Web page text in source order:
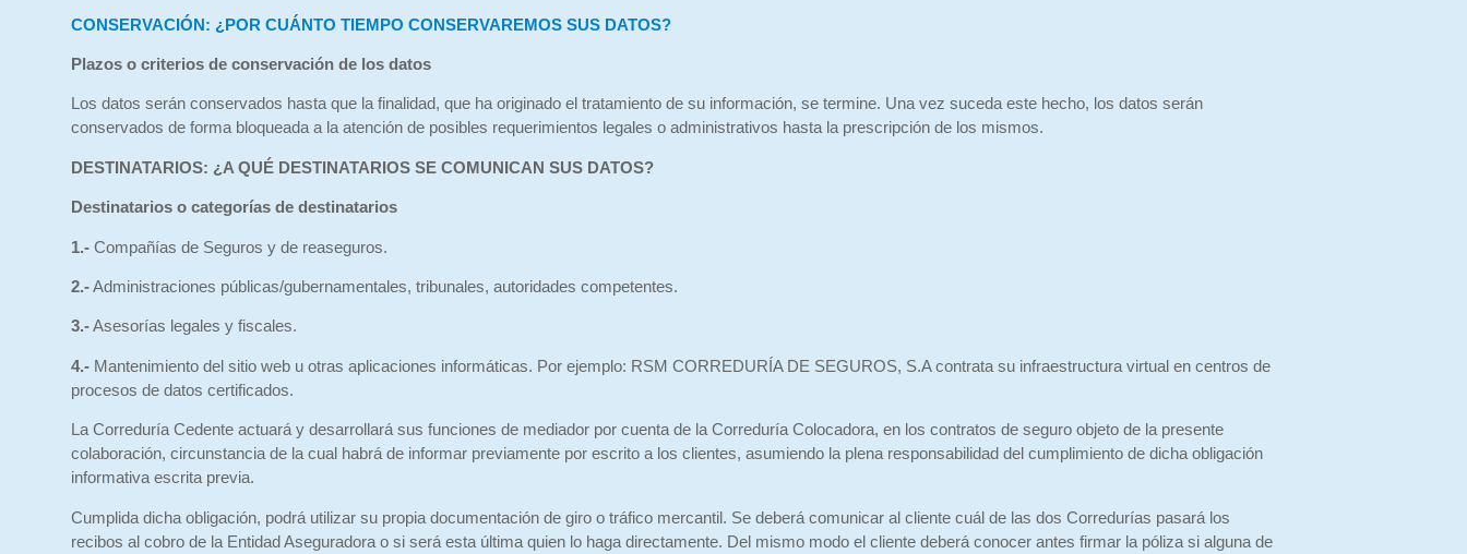
CONSERVACIÓN: ¿POR CUÁNTO TIEMPO CONSERVAREMOS SUS DATOS?
Plazos o criterios de conservación de los datos
Los datos serán conservados hasta que la finalidad, que ha originado el tratamiento de su información, se termine. Una vez suceda este hecho, los datos serán
conservados de forma bloqueada a la atención de posibles requerimientos legales o administrativos hasta la prescripción de los mismos.
DESTINATARIOS: ¿A QUÉ DESTINATARIOS SE COMUNICAN SUS DATOS?
Destinatarios o categorías de destinatarios
1.- Compañías de Seguros y de reaseguros.
2.-Administraciones públicas/gubernamentales, tribunales, autoridades competentes.
3.-Asesorías legales y fiscales.
4.- Mantenimiento del sitio web u otras aplicaciones informáticas. Por ejemplo: RSM CORREDURÍA DE SEGUROS, S.A contrata su infraestructura virtual en centros de
procesos de datos certificados.
La Correduría Cedente actuará y desarrollará sus funciones de mediador por cuenta de la Correduría Colocadora, en los contratos de seguro objeto de la presente
colaboración, circunstancia de la cual habrá de informar previamente por escrito a los clientes, asumiendo la plena responsabilidad del cumplimiento de dicha obligación
informativa escrita previa.
Cumplida dicha obligación, podrá utilizar su propia documentación de giro o tráfico mercantil. Se deberá comunicar al cliente cuál de las dos Corredurías pasará los
recibos al cobro de la Entidad Aseguradora o si será esta última quien lo haga directamente. Del mismo modo el cliente deberá conocer antes firmar la póliza si alguna de